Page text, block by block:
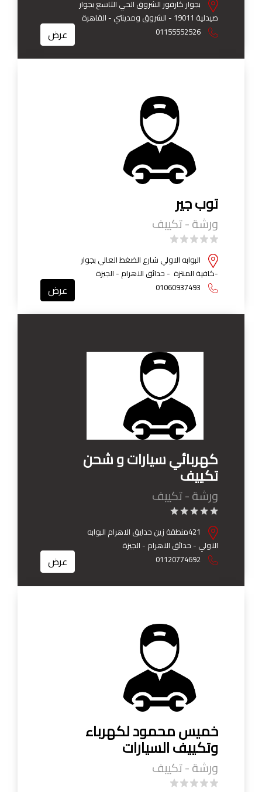
بجوار كارفور الشروق الحي التاسع بجوار
صيدلية 19011 - الشروق ومدينتي - القاهرة
01155552526
عرض
توب جير
ورشة - تكييف
البوابه الاولي شارع الضغط العالي بجوار
-كافية المنتزة - حدائق الاهرام - الجيزة
01060937493
عرض
كهربائي سيارات و شحن
تكييف
ورشة - تكييف
421منطقة زين حدايق الاهرام البوابه
الاولي - حدائق الاهرام - الجيزة
01120774692
عرض
خميس محمود لكهرباء
وتكييف السيارات
ورشة - تكييف